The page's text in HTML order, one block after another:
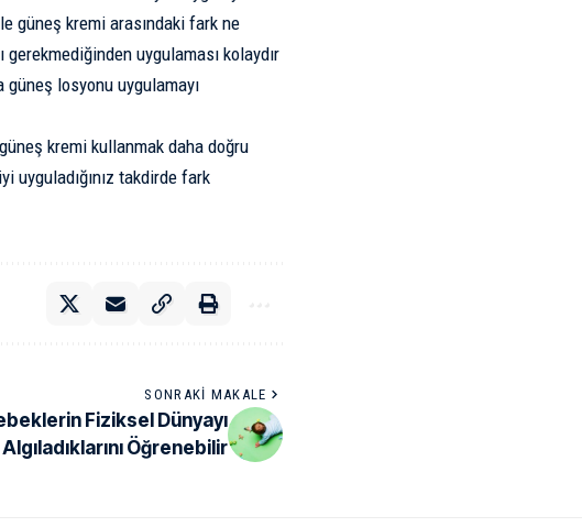
güneş kremi arasındaki fark ne
uygulaması kolaydır
losyonu uygulamayı
kremi kullanmak daha doğru
uyguladığınız takdirde fark
SONRAKI MAKALE
Fiziksel Dünyayı
Algıladıklarını Öğrenebilir